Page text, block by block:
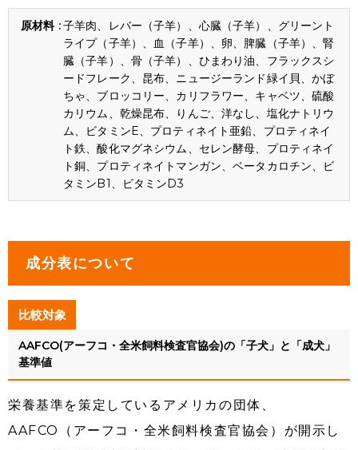
子羊肉、レバー（子羊）、心臓（子羊）、グリーント
ライプ（子羊）、血（子羊）、卵、脾臓（子羊）、腎
臓（子羊）、骨（子羊）、ひまわり油、フラックスシ
ードフレーク、昆布、ニュージーランド緑イ貝、かぼ
ちゃ、ブロッコリー、カリフラワー、キャベツ、硫酸
カリウム、乾燥昆布、りんご、洋なし、塩化ナトリウ
ム、ビタミンE、プロティネイト亜鉛、プロティネイ
ト鉄、酸化マグネシウム、セレン酵母、プロティネイ
ト銅、プロティネイトマンガン、ベータカロチン、ビ
タミンB1、ビタミンD3
成分表について
比較対象
AAFCO(アーフコ・全米飼料検査官協会)の「子犬」と「成犬」
基準値
栄養基準を策定しているアメリカの団体、
AAFCO（アーフコ・全米飼料検査官協会）が開示し